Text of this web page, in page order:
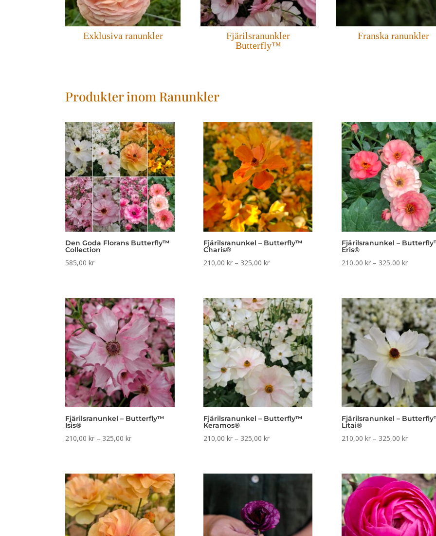
Exklusiva ranunkler
Fjärilsranunkler
Butterfly™
Franska ranunkler
Produkter inom Ranunkler
Den Goda Florans Butterfly™
Collection
585,00kr
Fjärilsranunkel – Butterfly™
Charis®
210,00 kr – 325,00 krPrisintervall:
325,00 kr
Fjärilsranunkel –
Eris®
210,00 kr – 325,00 kr
325,00 kr
Fjärilsranunkel – Butterfly™
Isis®
210,00kr – 325,00krPrisintervall:
325,00 kr
Fjärilsranunkel – Butterfly™
Keramos®
210,00 kr – 325,00 krPrisintervall:
325,00 kr
Fjärilsranunkel –
Litai®
210,00 kr – 325,00 kr
325,00 kr